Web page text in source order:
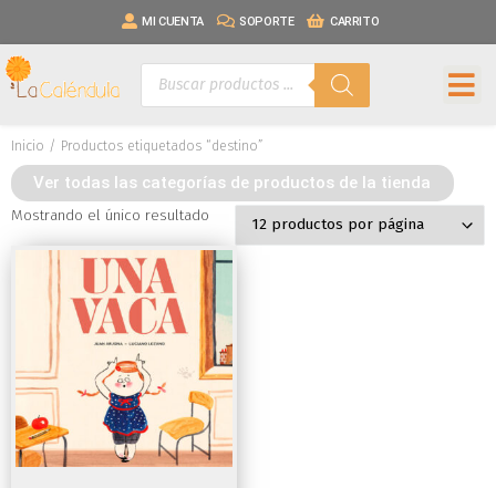
MI CUENTA SOPORTE CARRITO
Inicio / Productos etiquetados “destino”
Ver todas las categorías de productos de la tienda
Mostrando el único resultado